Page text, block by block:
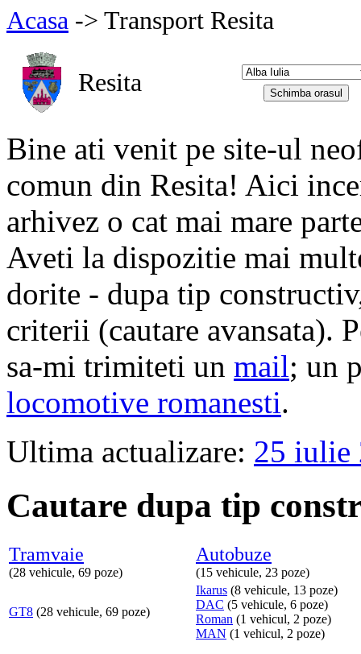
Acasa -> Transport Resita
Resita
Bine ati venit pe site-ul
comun din Resita! Aici
arhivez o cat mai mare
Aveti la dispozitie mai
dorite - dupa tip
criterii (cautare avansata).
sa-mi trimiteti un mail; un
locomotive romanesti.
Ultima actualizare: 25 iulie
Cautare dupa tip
Tramvaie
(28 vehicule, 69 poze)
Autobuze
(15 vehicule, 23 poze)
GT8 (28 vehicule, 69 poze)
Ikarus (8 vehicule, 13 poze)
DAC (5 vehicule, 6 poze)
Roman (1 vehicul, 2 poze)
MAN (1 vehicul, 2 poze)